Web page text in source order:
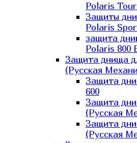
Polaris
Защиты
Polaris
защита
Polaris 800
Защита днища
(Русская
Защита
600
Защита
(Русская
Защита
(Русская